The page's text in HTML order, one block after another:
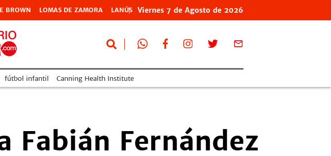
BROWN LOMAS DE ZAMORA LANÚS Viernes 7 de Agosto de 2026
fútbol infantil Canning Health Institute
Fabián Fernández